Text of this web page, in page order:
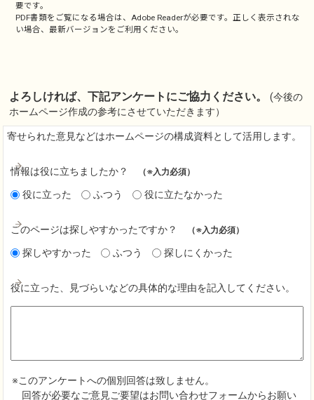
要です。
PDF書類をご覧になる場合は、Adobe Readerが必要です。正しく表示されな
い場合、最新バージョンをご利用ください。